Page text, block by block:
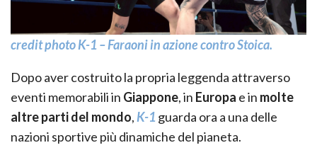
credit photo K-1 – Faraoni in azione contro Stoica.
Dopo aver costruito la propria leggenda attraverso
eventi memorabili in Giappone, in Europa e in molte
altre parti del mondo, K-1 guarda ora a una delle
nazioni sportive più dinamiche del pianeta.